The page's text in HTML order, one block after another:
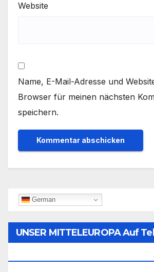
Website
Name, E-Mail-Adresse und
Browser für meinen nächsten
speichern.
German
UNSER MITTELEUROPA Auf